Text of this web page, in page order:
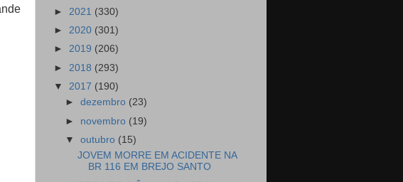
► 2021 (330)
► 2020 (301)
► 2019 (206)
► 2018 (293)
▼ 2017 (190)
►dezembro (23)
► novembro (19)
▼outubro (15)
JOVEM MORRE EM ACIDENTE NA
BR 116 EM BREJO SANTO